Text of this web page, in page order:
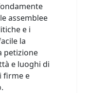
assemblee
e i
la
petizione
e luoghi di
firme e